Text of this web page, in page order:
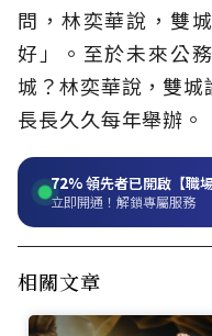
問，林奕華說，雙
好」。至於未來公
城？林奕華說，雙
長長久久每年舉辦。
72%領先者已開啟【職場
立即開通！解鎖專屬服務
相關文章